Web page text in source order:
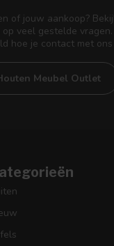
of jouw aankoop?
veel gestelde
hoe je contact met
Meubel Outlet